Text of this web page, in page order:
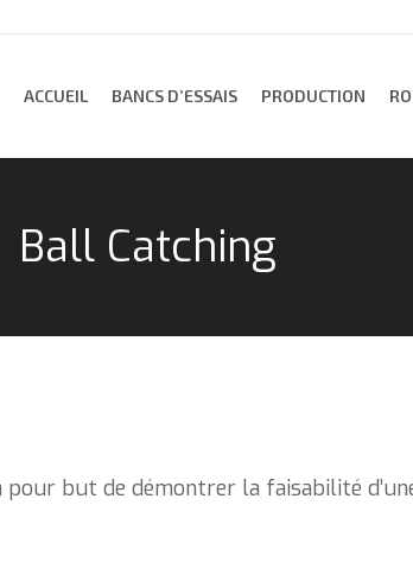
ACCUEIL BANCS D’ESSAIS PRODUCTION
Ball Catching
pour but de démontrer la faisabilité
ACCUEIL BANCS D’ESSAIS PRODUCTION